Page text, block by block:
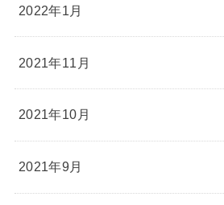
2022年1月
2021年11月
2021年10月
2021年9月